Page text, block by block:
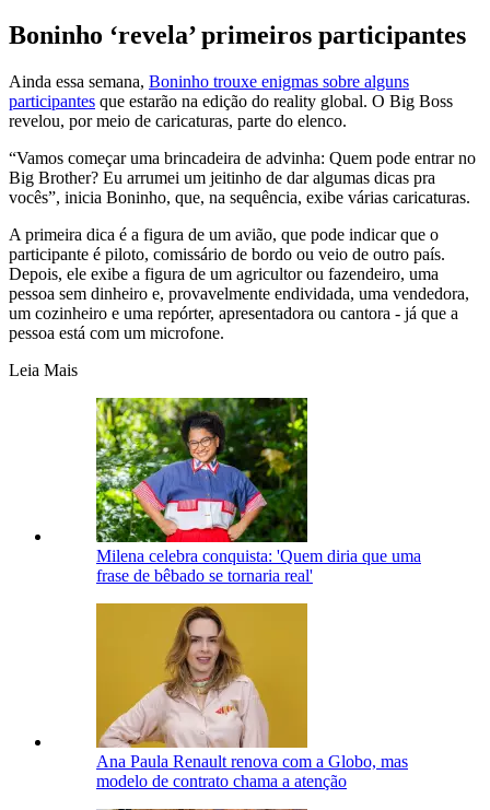
Boninho ‘revela’ primeiros participantes
Ainda essa semana, Boninho trouxe enigmas sobre alguns
participantes que estarão na edição do reality global. O Big Boss
revelou, por meio de caricaturas, parte do elenco.
“Vamos começar uma brincadeira de advinha: Quem pode entrar no
Big Brother? Eu arrumei um jeitinho de dar algumas dicas pra
vocês”, inicia Boninho, que, na sequência, exibe várias caricaturas.
A primeira dica é a figura de um avião, que pode indicar que o
participante é piloto, comissário de bordo ou veio de outro país.
Depois, ele exibe a figura de um agricultor ou fazendeiro, uma
pessoa sem dinheiro e, provavelmente endividada, uma vendedora,
um cozinheiro e uma repórter, apresentadora ou cantora - já que a
pessoa está com um microfone.
Leia Mais
Milena celebra conquista: 'Quem diria que uma
frase de bêbado se tornaria real'
Ana Paula Renault renova com a Globo, mas
modelo de contrato chama a atenção